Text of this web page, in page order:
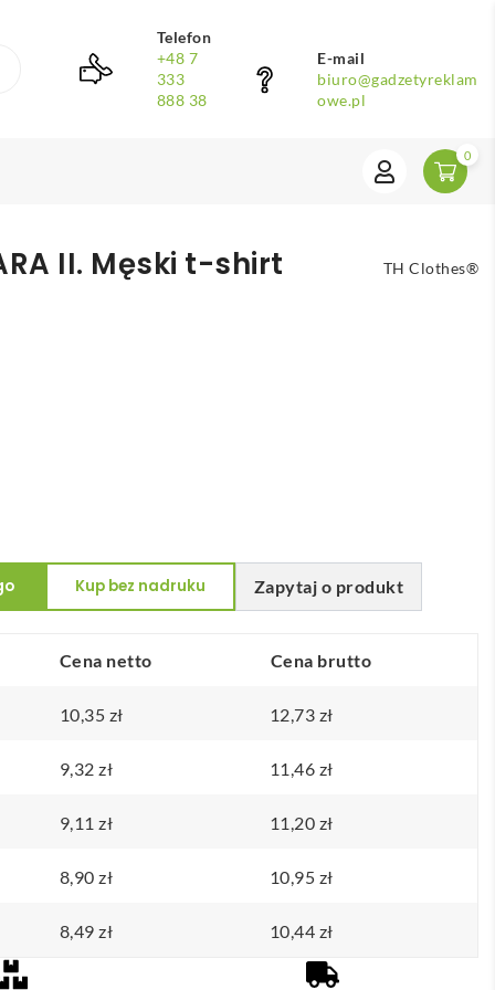
Telefon
+48 7
333
888 38
E-mail
biuro@gadzetyreklam
owe.pl
0
II. Męski t-shirt TH Clothes®
Zapytaj o produkt
Kup bez nadruku
Cena netto Cena brutto
10,35 zł 12,73 zł
9,32zł 11,46 zł
9,11zł 11,20 zł
8,90zł 10,95 zł
8,49zł 10,44 zł